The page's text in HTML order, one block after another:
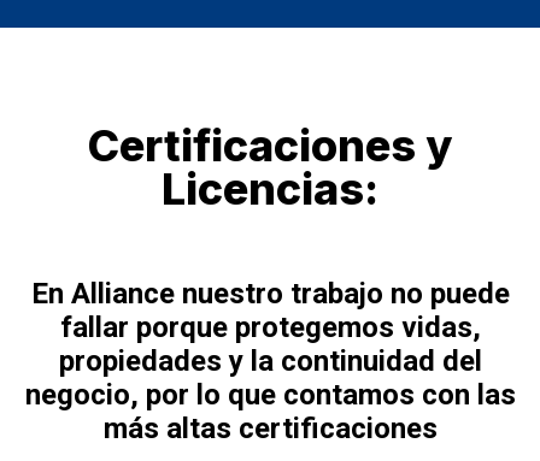
Certificaciones y
Licencias:
En Alliance nuestro trabajo no puede
fallar porque protegemos vidas,
propiedades y la continuidad del
negocio, por lo que contamos con las
más altas certificaciones